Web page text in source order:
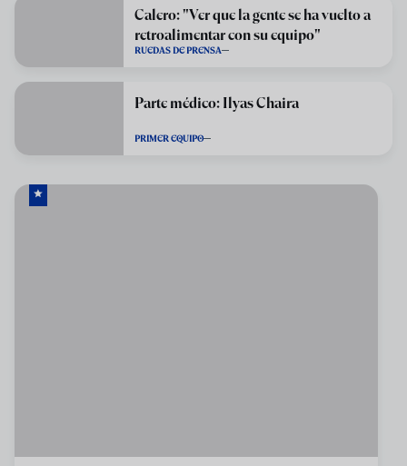
Calero: "Ver que la gente se ha vuelto a
retroalimentar con su equipo"
RUEDAS DE PRENSA
Parte médico: Ilyas Chaira
PRIMER EQUIPO